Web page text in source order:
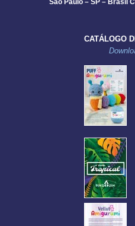
São Paulo – SP – Brasil
CATÁLOGO